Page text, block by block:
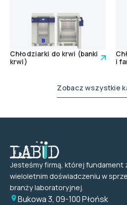
Chłodziarki do krwi (banki
krwi)
i
Zobacz wszystkie
Jesteśmy firmą, której fundament
wieloletnim doświadczeniu w
branży laboratoryjnej.
Bukowa 3, 09-100 Płońsk